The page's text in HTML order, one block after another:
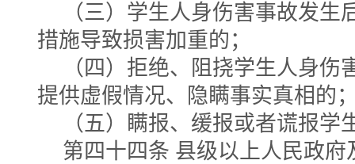
（三）学生人身伤害事故发生
措施导致损害加重的；
（四）拒绝、阻挠学生人身伤
提供虚假情况、隐瞒事实真相的
（五）瞒报、缓报或者谎报学
第四十四条 县级以上人民政